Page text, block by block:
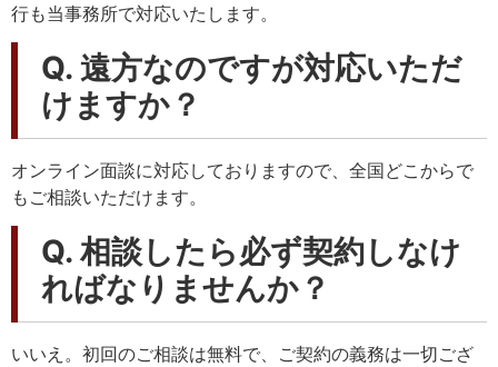
行も当事務所で対応いたします。
Q. 遠方なのですが対応いただ
けますか？
オンライン面談に対応しておりますので、全国どこからで
もご相談いただけます。
Q. 相談したら必ず契約しなけ
ればなりませんか？
いいえ。初回のご相談は無料で、ご契約の義務は一切ござ